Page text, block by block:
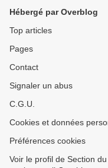
appelés à se mobiliser
Monde, 13 septembre)
Hébergé par Overblog
Top articles
Pages
Contact
Signaler un abus
C.G.U.
Cookies et données
Préférences cookies
Voir le profil de Section